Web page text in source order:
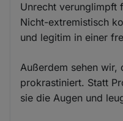
Unrecht verunglimpft
Nicht-extremistisch
und legitim in einer
Außerdem sehen wir,
prokrastiniert. Statt
sie die Augen und